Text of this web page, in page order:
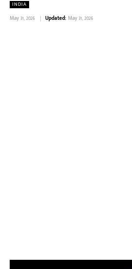
INDIA
May 31, 2026 Updated: May 31, 2026